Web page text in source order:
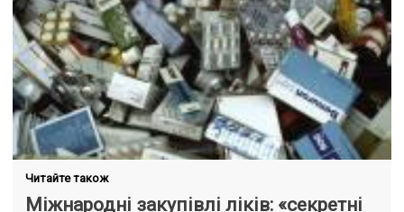
Читайте також
Міжнародні закупівлі ліків: «секретні